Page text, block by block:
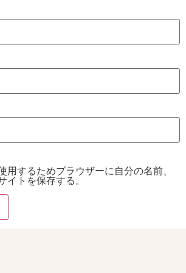
用するためブラウザーに自分の名前、
イトを保存する。